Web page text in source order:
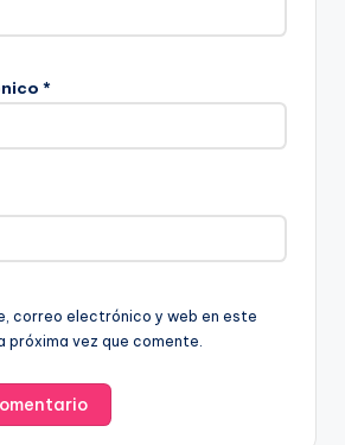
*
correo electrónico y web en este
próxima vez que comente.